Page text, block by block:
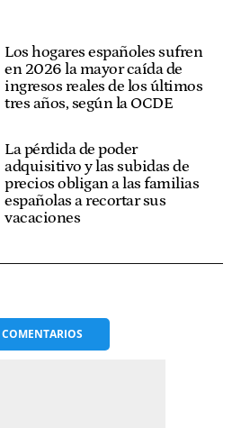
Los hogares españoles sufren
en 2026 la mayor caída de
ingresos reales de los últimos
tres años, según la OCDE
La pérdida de poder
adquisitivo y las subidas de
precios obligan a las familias
españolas a recortar sus
vacaciones
COMENTARIOS